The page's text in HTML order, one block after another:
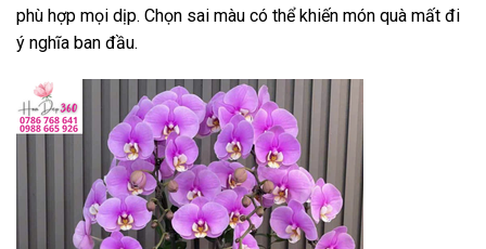
phù hợp mọi dịp. Chọn sai màu có thể khiến món quà mất đi
ý nghĩa ban đầu.